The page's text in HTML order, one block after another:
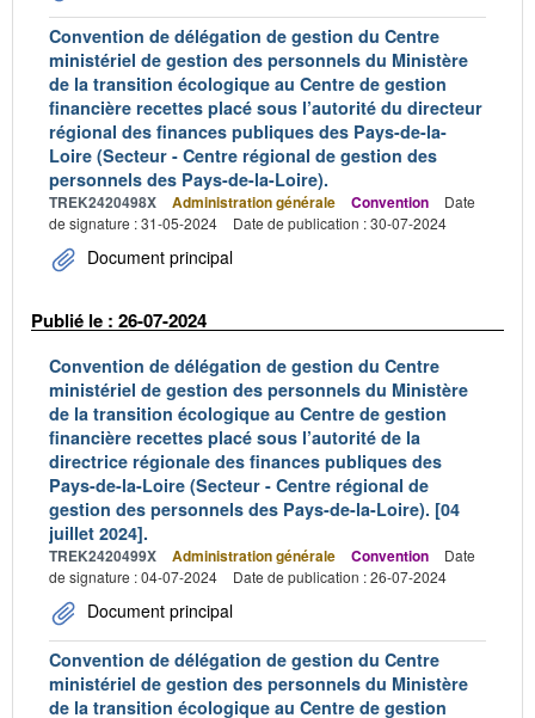
Convention de délégation de gestion du Centre
ministériel de gestion des personnels du Ministère
de la transition écologique au Centre de gestion
financière recettes placé sous l’autorité du directeur
régional des finances publiques des Pays-de-la-
Loire (Secteur - Centre régional de gestion des
personnels des Pays-de-la-Loire).
TREK2420498X Administration générale Convention
Date
de signature : 31-05-2024
Date de publication : 30-07-2024
Document principal
Publié le : 26-07-2024
Convention de délégation de gestion du Centre
ministériel de gestion des personnels du Ministère
de la transition écologique au Centre de gestion
financière recettes placé sous l’autorité de la
directrice régionale des finances publiques des
Pays-de-la-Loire (Secteur - Centre régional de
gestion des personnels des Pays-de-la-Loire). [04
juillet 2024].
TREK2420499X Administration générale Convention
Date
de signature : 04-07-2024
Date de publication : 26-07-2024
Document principal
Convention de délégation de gestion du Centre
ministériel de gestion des personnels du Ministère
de la transition écologique au Centre de gestion